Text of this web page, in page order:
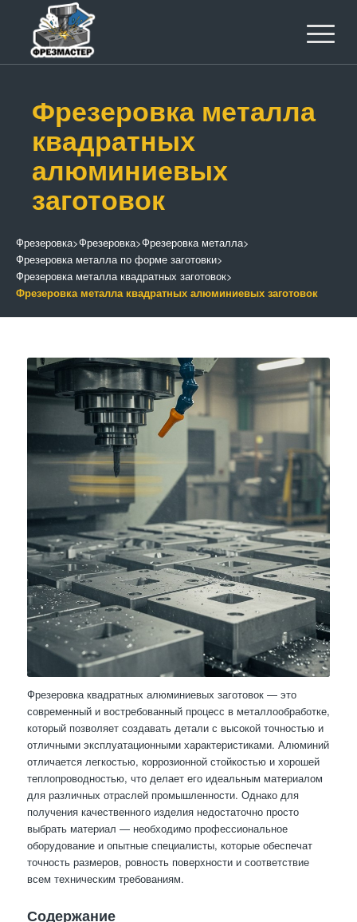
Фрезеровка металла
квадратных
алюминиевых
заготовок
Фрезеровка>Фрезеровка>Фрезеровка металла>
Фрезеровка металла по форме заготовки>
Фрезеровка металла квадратных заготовок>
Фрезеровка металла квадратных алюминиевых заготовок
Фрезеровка квадратных алюминиевых заготовок — это
современный и востребованный процесс в металлообработке,
который позволяет создавать детали с высокой точностью и
отличными эксплуатационными характеристиками. Алюминий
отличается легкостью, коррозионной стойкостью и хорошей
теплопроводностью, что делает его идеальным материалом
для различных отраслей промышленности. Однако для
получения качественного изделия недостаточно просто
выбрать материал — необходимо профессиональное
оборудование и опытные специалисты, которые обеспечат
точность размеров, ровность поверхности и соответствие
всем техническим требованиям.
Содержание